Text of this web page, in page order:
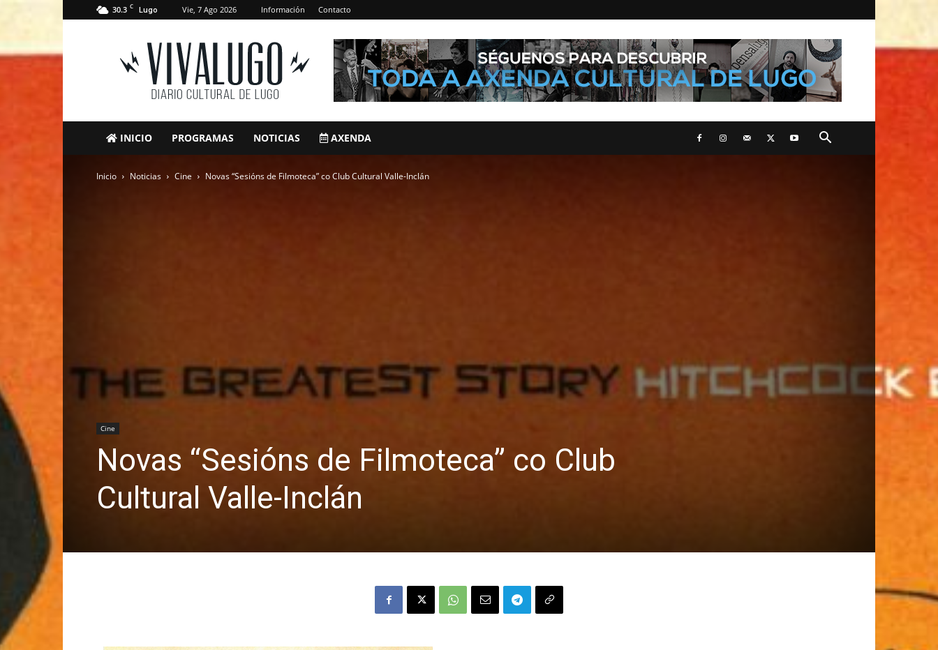
30.3 C Lugo Vie, 7 Ago 2026 Información Contacto
VivaLugo
INICIO PROGRAMAS NOTICIAS AXENDA
Inicio Noticias Cine Novas “Sesións de Filmoteca” co Club Cultural Valle-Inclán
Cine
Novas “Sesións de Filmoteca” co Club
Cultural Valle-Inclán